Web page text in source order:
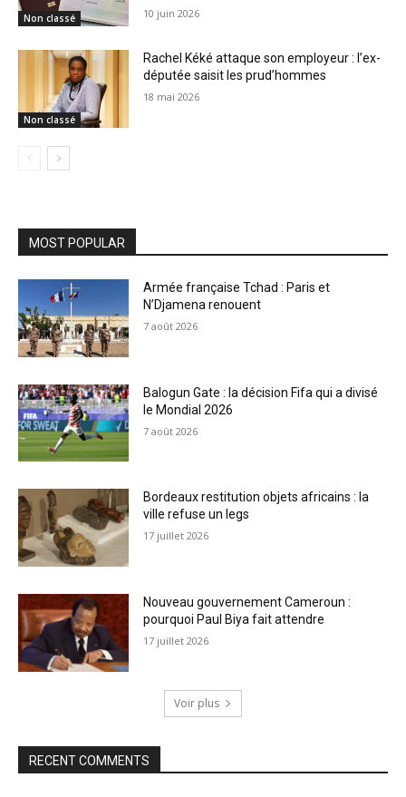
Non classé 10 juin 2026
Non classé
Rachel Kéké attaque son employeur : l’ex-
députée saisit les prud’hommes
18 mai 2026
MOST POPULAR
Armée française Tchad : Paris et
N’Djamena renouent
7 août 2026
Balogun Gate : la décision Fifa qui a divisé
le Mondial 2026
7 août 2026
Bordeaux restitution objets africains : la
ville refuse un legs
17 juillet 2026
Nouveau gouvernement Cameroun :
pourquoi Paul Biya fait attendre
17 juillet 2026
Voir plus
RECENT COMMENTS